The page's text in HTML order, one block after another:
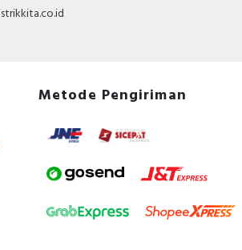
Metode Pengiriman